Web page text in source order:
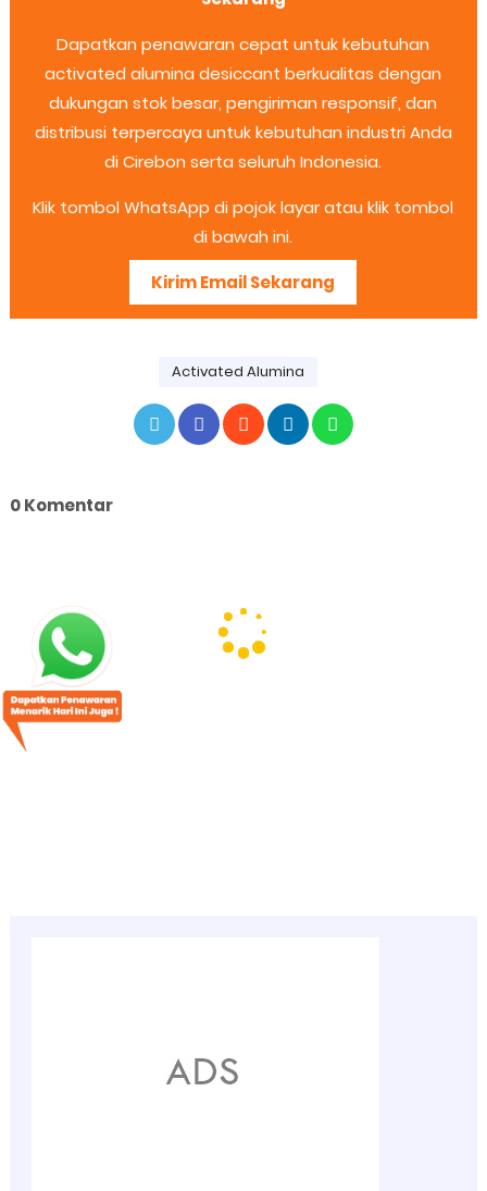
Dapatkan penawaran cepat untuk kebutuhan
activated alumina desiccant berkualitas dengan
dukungan stok besar, pengiriman responsif, dan
distribusi terpercaya untuk kebutuhan industri Anda
di Cirebon serta seluruh Indonesia.
Klik tombol WhatsApp di pojok layar atau klik tombol
di bawah ini.
Kirim Email Sekarang
Activated Alumina
0 Komentar